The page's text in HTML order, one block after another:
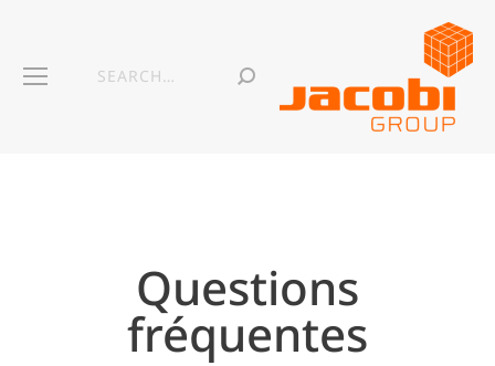
Questions
fréquentes